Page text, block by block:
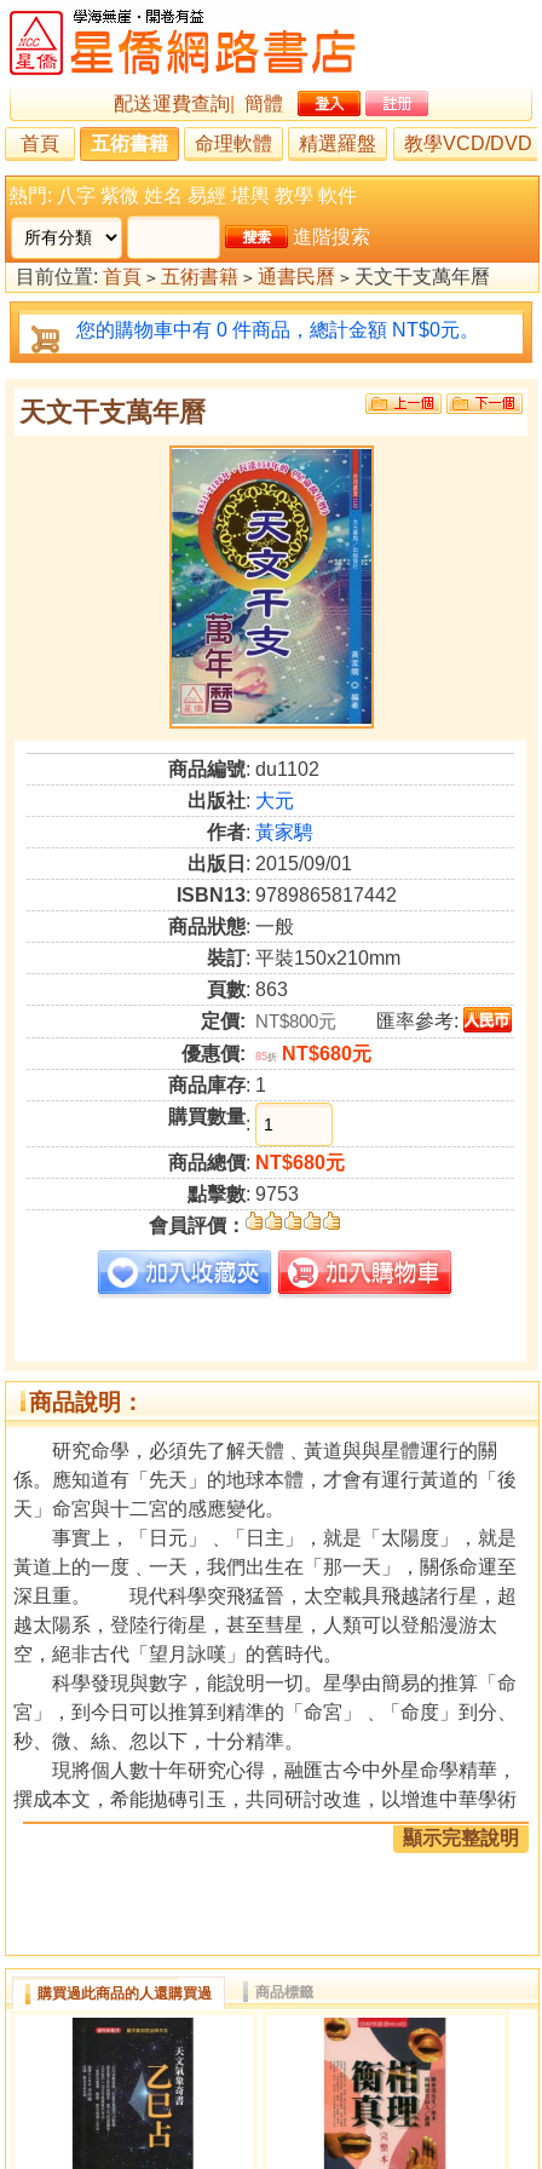
配送運費查詢
簡體
首頁
五術書籍 命理軟體 精選羅盤 教學VCD/DVD
熱門: 八字 紫微 姓名 易經 堪輿 教學 軟件
進階搜索
目前位置: 首頁 > 五術書籍 > 通書民曆 > 天文干支萬年曆
您的購物車中有 0 件商品，總計金額 NT$0元。
天文干支萬年曆
商品編號: du1102
出版社: 大元
作者:黃家騁
出版日 : 2015/09/01
ISBN13: 9789865817442
商品狀態: 一般
裝訂: 平裝150x210mm
頁數: 863
定價: NT$800元
匯率參考:
優惠價:
85折
NT$680元
商品庫存: 1
購買數量:
商品總價: NT$680元
點擊數: 9753
會員評價：
商品說明：
研究命學，必須先了解天體﹑黃道與與星體運行的關
係。應知道有「先天」的地球本體，才會有運行黃道的「後
天」命宮與十二宮的感應變化。
事實上，「日元」﹑「日主」，就是「太陽度」，就是
黃道上的一度﹑一天，我們出生在「那一天」，關係命運至
深且重。 現代科學突飛猛晉，太空載具飛越諸行星，超
越太陽系，登陸行衛星，甚至彗星，人類可以登船漫游太
空，絕非古代「望月詠嘆」的舊時代。
科學發現與數字，能說明一切。星學由簡易的推算「命
宮」，到今日可以推算到精準的「命宮」﹑「命度」到分、
秒、微、絲、忽以下，十分精準。
現將個人數十年研究心得，融匯古今中外星命學精華，
撰成本文，希能拋磚引玉，共同研討改進，以增進中華學術
文化，與術數學理的精益求精。
現代星象學，十分精密複雜，必須結合現代科學，如天
走向科學星命學的目標。天文科學在進步，文明也在逐步進
展，命學不應該固步自封，一成不變，應該邁向更精確的計
算方法。古代只論命宮，無法精算命度，論斷上因此失之偏
頗，現今找回命學失去摒棄的星學部分，並能精確正確的推
算命宮度到分秒。學者應加深入研究，力求精進，弘揚天理
命學，勿一味排斥。
顯示完整說明
購買過此商品的人還購買過 商品標籤